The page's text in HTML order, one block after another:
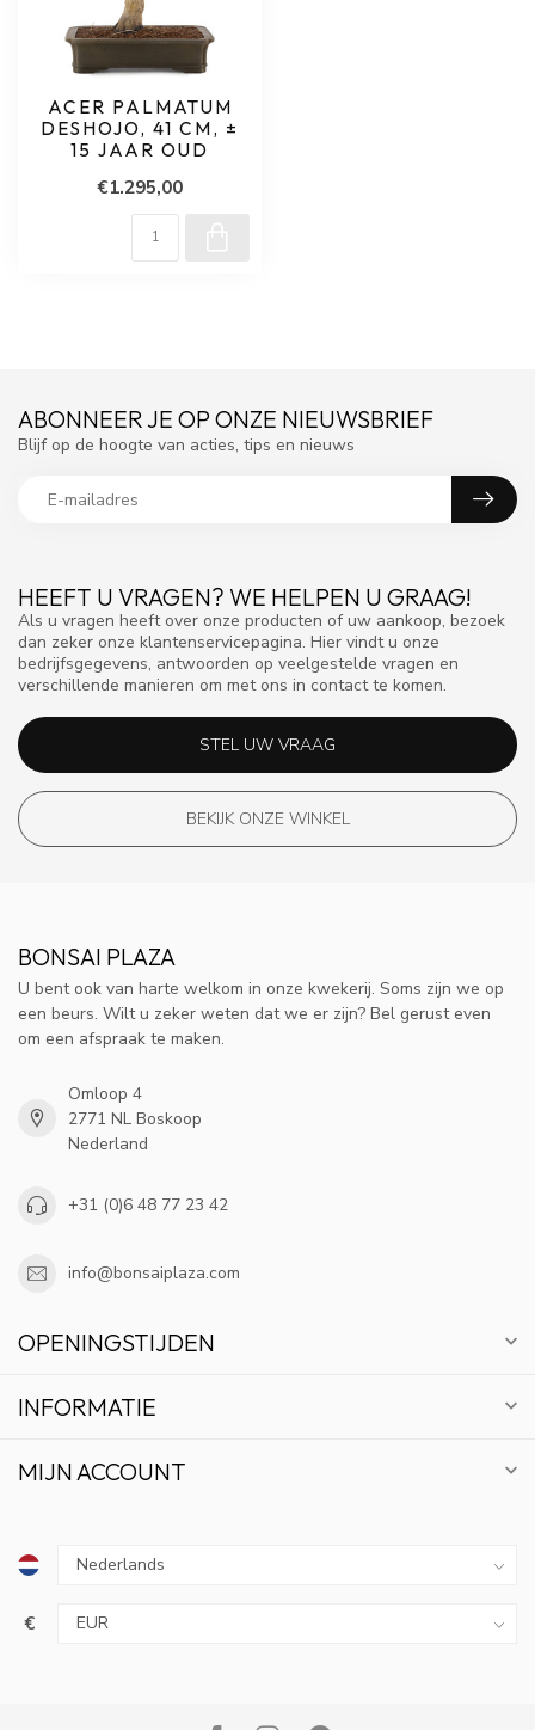
ACER PALMATUM
DESHOJO, 41 CM, ±
15 JAAR OUD
€1.295,00
HEEFT U VRAGEN? WE HELPEN U GRAAG!
Als u vragen heeft over onze producten of uw aankoop, bezoek
dan zeker onze klantenservicepagina. Hier vindt u onze
bedrijfsgegevens, antwoorden op veelgestelde vragen en
verschillende manieren om met ons in contact te komen.
STEL UW VRAAG
BEKIJK ONZE WINKEL
ABONNEER JE OP ONZE NIEUWSBRIEF
Blijf op de hoogte van acties, tips en nieuws
BONSAI PLAZA
U bent ook van harte welkom in onze kwekerij. Soms zijn we op
een beurs. Wilt u zeker weten dat we er zijn? Bel gerust even
om een afspraak te maken.
Omloop 4
2771 NL Boskoop
Nederland
+31 (0)6 48 77 23 42
info@bonsaiplaza.com
OPENINGSTIJDEN
INFORMATIE
MIJN ACCOUNT
€